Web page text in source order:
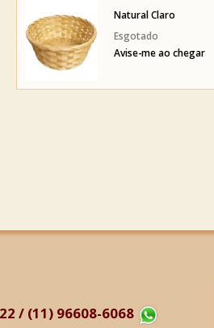
Natural Claro
Avise-me ao chegar
/ (11) 96608-6068